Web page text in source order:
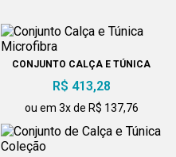
CONJUNTO CALÇA E TÚNICA
MICROFIBRA
R$ 413,28
ou em 3x de R$ 137,76